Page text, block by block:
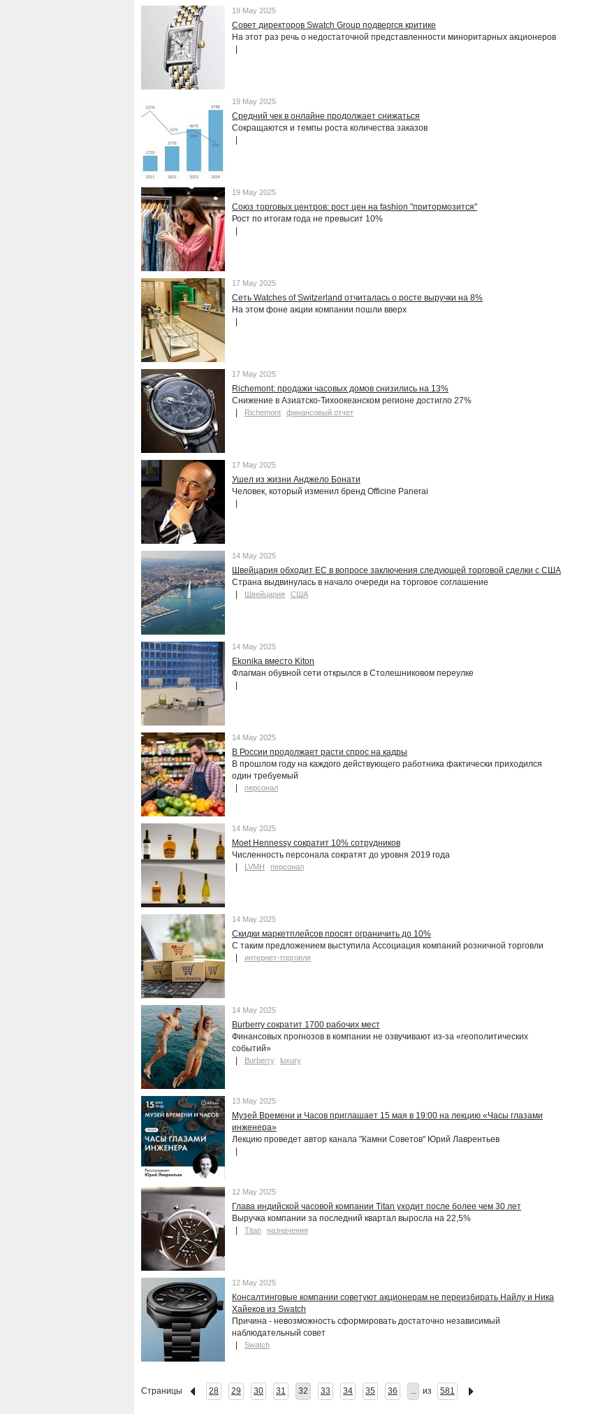
19 May 2025
Совет директоров Swatch Group подвергся критике
На этот раз речь о недостаточной представленности миноритарных акционеров
19 May 2025
Средний чек в онлайне продолжает снижаться
Сокращаются и темпы роста количества заказов
19 May 2025
Союз торговых центров: рост цен на fashion "притормозится"
Рост по итогам года не превысит 10%
17 May 2025
Сеть Watches of Switzerland отчиталась о росте выручки на 8%
На этом фоне акции компании пошли вверх
17 May 2025
Richemont: продажи часовых домов снизились на 13%
Снижение в Азиатско-Тихоокеанском регионе достигло 27%
Richemont финансовый отчет
17 May 2025
Ушел из жизни Анджело Бонати
Человек, который изменил бренд Officine Panerai
14 May 2025
Швейцария обходит ЕС в вопросе заключения следующей торговой сделки с США
Страна выдвинулась в начало очереди на торговое соглашение
Швейцария США
14 May 2025
Ekonika вместо Kiton
Флагман обувной сети открылся в Столешниковом переулке
14 May 2025
В России продолжает расти спрос на кадры
В прошлом году на каждого действующего работника фактически приходился
один требуемый
персонал
14 May 2025
Moet Hennessy сократит 10% сотрудников
Численность персонала сократят до уровня 2019 года
LVMH персонал
14 May 2025
Скидки маркетплейсов просят ограничить до 10%
С таким предложением выступила Ассоциация компаний розничной торговли
интернет-торговля
14 May 2025
Burberry сократит 1700 рабочих мест
Финансовых прогнозов в компании не озвучивают из-за «геополитических
событий»
Burberry luxury
13 May 2025
Музей Времени и Часов приглашает 15 мая в 19:00 на лекцию «Часы глазами
инженера»
Лекцию проведет автор канала "Камни Советов" Юрий Лаврентьев
12 May 2025
Глава индийской часовой компании Titan уходит после более чем 30 лет
Выручка компании за последний квартал выросла на 22,5%
Titan назначения
12 May 2025
Консалтинговые компании советуют акционерам не переизбирать Найлу и Ника
Хайеков из Swatch
Причина - невозможность сформировать достаточно независимый
наблюдательный совет
Swatch
Страницы 28 29 30 31 32 33 34 35 36 ... из 581